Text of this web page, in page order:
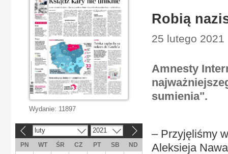
Robią
25 lutego 2021
Amnesty
sumienia".
– Przyjęliśmy
Aleksieja
Wydanie: 11897
luty 2021
PN WT ŚR CZ PT SB
ND